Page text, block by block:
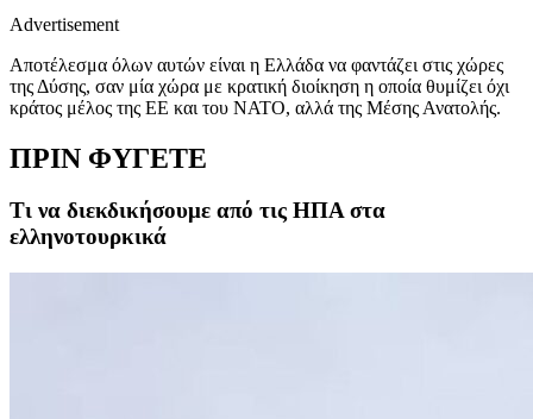
Advertisement
Αποτέλεσμα όλων αυτών είναι η Ελλάδα να φαντάζει στις χώρες
της Δύσης, σαν μία χώρα με κρατική διοίκηση η οποία θυμίζει όχι
κράτος μέλος της ΕΕ και του ΝΑΤΟ, αλλά της Μέσης Ανατολής.
ΠΡΙΝ ΦΥΓΕΤΕ
Τι να διεκδικήσουμε από τις ΗΠΑ στα
ελληνοτουρκικά